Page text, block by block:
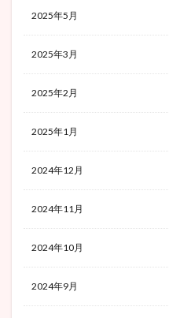
2025年5月
2025年3月
2025年2月
2025年1月
2024年12月
2024年11月
2024年10月
2024年9月